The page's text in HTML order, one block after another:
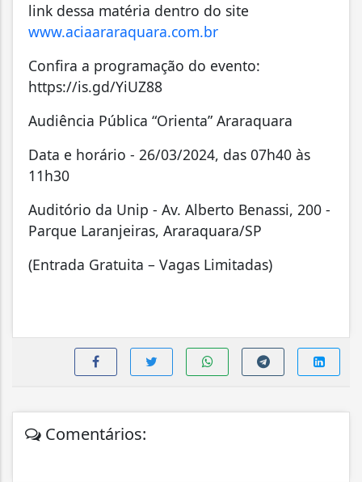
link dessa matéria dentro do site
www.aciaararaquara.com.br
Confira a programação do evento:
https://is.gd/YiUZ88
Audiência Pública “Orienta” Araraquara
Data e horário - 26/03/2024, das 07h40 às
11h30
Auditório da Unip - Av. Alberto Benassi, 200 -
Parque Laranjeiras, Araraquara/SP
(Entrada Gratuita – Vagas Limitadas)
Comentários: